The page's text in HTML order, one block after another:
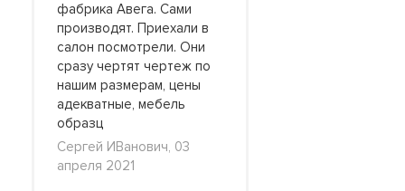
фабрика Авега. Сами
производят. Приехали в
салон посмотрели. Они
сразу чертят чертеж по
нашим размерам, цены
адекватные, мебель
образц
Сергей ИВанович, 03
апреля 2021